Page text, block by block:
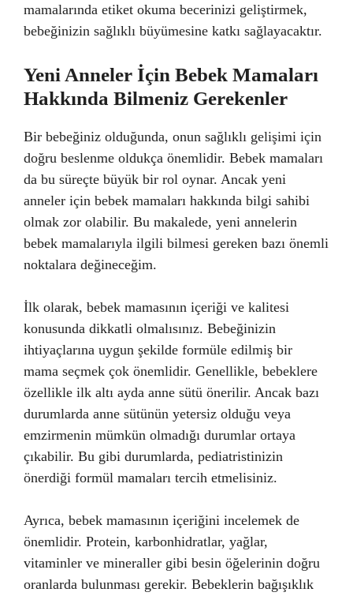
mamalarında etiket okuma becerinizi geliştirmek,
bebeğinizin sağlıklı büyümesine katkı sağlayacaktır.
Yeni Anneler İçin Bebek Mamaları
Hakkında Bilmeniz Gerekenler
Bir bebeğiniz olduğunda, onun sağlıklı gelişimi için
doğru beslenme oldukça önemlidir. Bebek mamaları
da bu süreçte büyük bir rol oynar. Ancak yeni
anneler için bebek mamaları hakkında bilgi sahibi
olmak zor olabilir. Bu makalede, yeni annelerin
bebek mamalarıyla ilgili bilmesi gereken bazı önemli
noktalara değineceğim.
İlk olarak, bebek mamasının içeriği ve kalitesi
konusunda dikkatli olmalısınız. Bebeğinizin
ihtiyaçlarına uygun şekilde formüle edilmiş bir
mama seçmek çok önemlidir. Genellikle, bebeklere
özellikle ilk altı ayda anne sütü önerilir. Ancak bazı
durumlarda anne sütünün yetersiz olduğu veya
emzirmenin mümkün olmadığı durumlar ortaya
çıkabilir. Bu gibi durumlarda, pediatristinizin
önerdiği formül mamaları tercih etmelisiniz.
Ayrıca, bebek mamasının içeriğini incelemek de
önemlidir. Protein, karbonhidratlar, yağlar,
vitaminler ve mineraller gibi besin öğelerinin doğru
oranlarda bulunması gerekir. Bebeklerin bağışıklık